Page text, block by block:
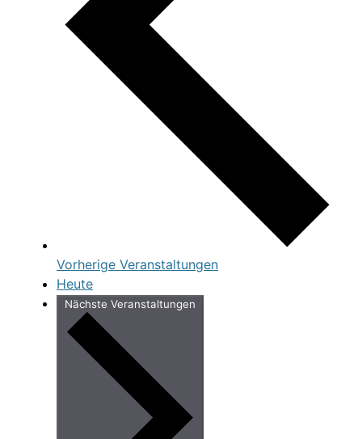
Vorherige Veranstaltungen
Heute
Nächste Veranstaltungen